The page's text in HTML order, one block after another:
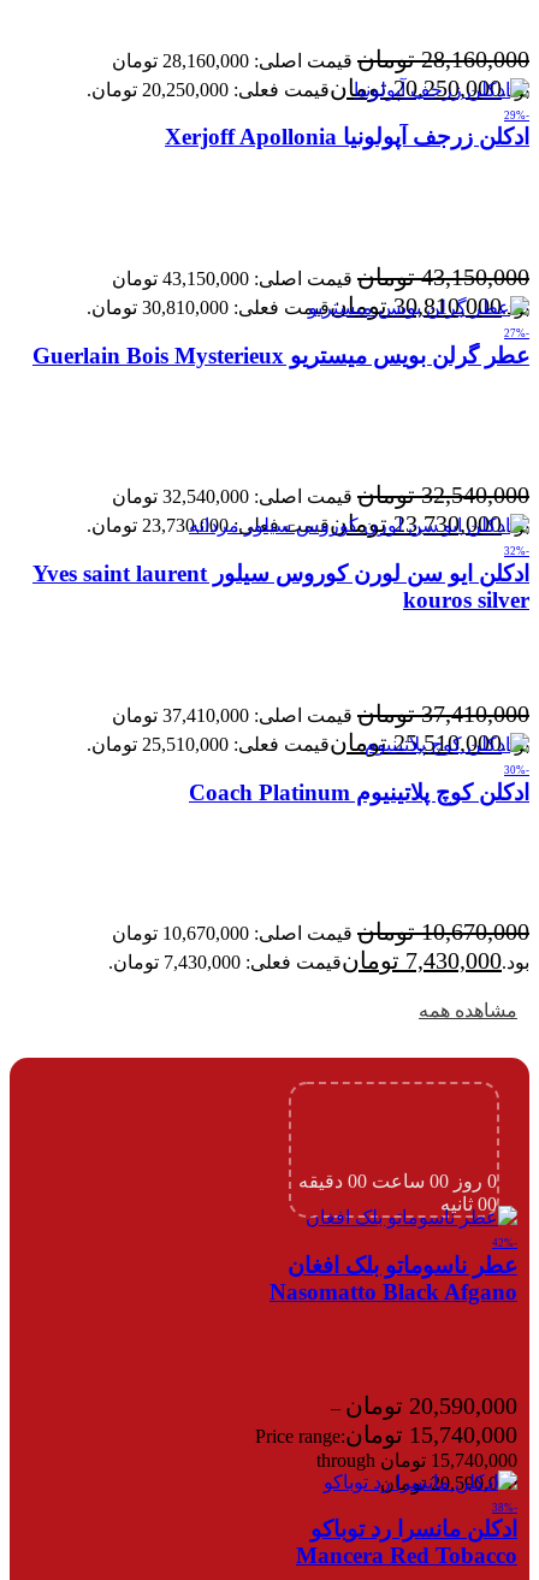
28,160,000 تومان
قیمت اصلی: 28,160,000 تومان
بود.20,250,000 تومانقیمت فعلی: 20,250,000 تومان.
-29%
ادکلن زرجف آپولونیا Xerjoff Apollonia
43,150,000 تومان
قیمت اصلی: 43,150,000 تومان
بود.30,810,000 تومانقیمت فعلی: 30,810,000 تومان.
-27%
عطر گرلن بویس میستریو Guerlain Bois Mysterieux
32,540,000 تومان
قیمت اصلی: 32,540,000 تومان
بود.23,730,000 تومانقیمت فعلی: 23,730,000 تومان.
-32%
ادکلن ایو سن لورن کوروس سیلور Yves saint laurent
kouros silver
37,410,000 تومان
قیمت اصلی: 37,410,000 تومان
بود.25,510,000 تومانقیمت فعلی: 25,510,000 تومان.
-30%
ادکلن کوچ پلاتینیوم Coach Platinum
10,670,000 تومان
قیمت اصلی: 10,670,000 تومان
بود.7,430,000 تومانقیمت فعلی: 7,430,000 تومان.
مشاهده همه
0 روز 00 ساعت 00 دقیقه
00 ثانیه
-42%
عطر ناسوماتو بلک افغان
Nasomatto Black Afgano
20,590,000 تومان –
15,740,000 تومانPrice range:
15,740,000 تومان through
20,590,000 تومان
-38%
ادکلن مانسرا رد توباکو
Mancera Red Tobacco